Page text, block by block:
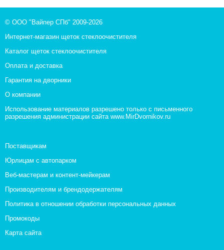
© ООО "Вайпер СПб" 2009-2026
Интернет-магазин щеток стеклоочистителя
Каталог щеток стеклоочистителя
Оплата и доставка
Гарантия на дворники
О компании
Использование материалов разрешено только с письменного
разрешения администрации сайта www.MirDvornikov.ru
Поставщикам
Юрлицам с автопарком
Веб-мастерам и контент-мейкерам
Производителям и брендодержателям
Политика в отношении обработки персональных данных
Промокоды
Карта сайта